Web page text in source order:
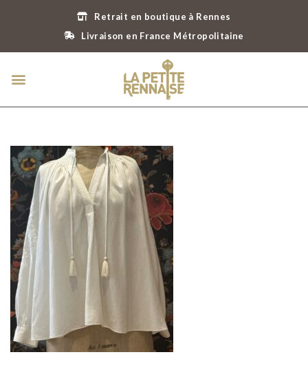
Retrait en boutique à Rennes
Livraison en France Métropolitaine